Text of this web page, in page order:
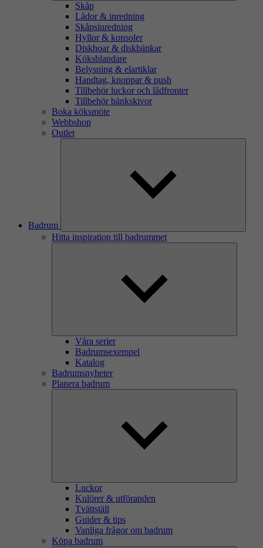
Skåp
Lådor & inredning
Skåpsinredning
Hyllor & konsoler
Diskhoar & diskbänkar
Köksblandare
Belysning & elartiklar
Handtag, knoppar & push
Tillbehör luckor och lådfronter
Tillbehör bänkskivor
Boka köksmöte
Webbshop
Outlet
Badrum
Hitta inspiration till badrummet
Våra serier
Badrumsexempel
Katalog
Badrumsnyheter
Planera badrum
Luckor
Kulörer & utföranden
Tvättställ
Guider & tips
Vanliga frågor om badrum
Köpa badrum